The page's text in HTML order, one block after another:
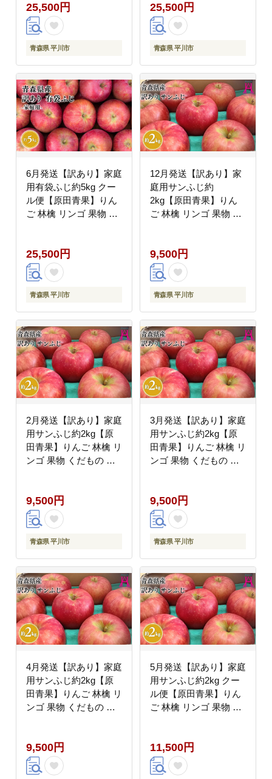
25,500円
青森県 平川市
25,500円
青森県 平川市
6月発送【訳あり】家庭
用有袋ふじ約5kg クー
ル便【原田青果】りん
ご 林檎 リンゴ 果物 く
25,500円
青森県 平川市
12月発送【訳あり】家
庭用サンふじ約
2kg【原田青果】りん
ご 林檎 リンゴ 果物 く
9,500円
青森県 平川市
2月発送【訳あり】家庭
用サンふじ約2kg【原
田青果】りんご 林檎 リ
ンゴ 果物 くだもの フ
9,500円
青森県 平川市
3月発送【訳あり】家庭
用サンふじ約2kg【原
田青果】りんご 林檎 リ
ンゴ 果物 くだもの フ
9,500円
青森県 平川市
4月発送【訳あり】家庭
用サンふじ約2kg【原
田青果】りんご 林檎 リ
ンゴ 果物 くだもの フ
9,500円
5月発送【訳あり】家庭
用サンふじ約2kg クー
ル便【原田青果】りん
ご 林檎 リンゴ 果物 く
11,500円